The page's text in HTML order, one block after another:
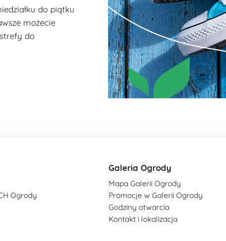
do piątku
możecie
do
Ogrody
Galeria Ogrody
Mapa Galerii Ogrody
Promocje w Galerii Ogrody
Godziny otwarcia
Kontakt i lokalizacja